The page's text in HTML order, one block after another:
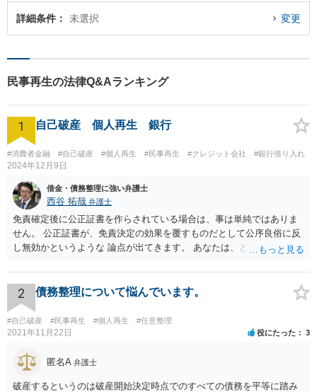
詳細条件 未選択 変更
民事再生の法律Q&Aランキング
1 自己破産 個人再生 銀行
#消費者金融 #自己破産 #個人再生 #民事再生 #クレジット会社 #銀行借り入れ
2024年12月9日
借金・債務整理に強い弁護士
西谷 拓哉 弁護士
免責確定後に公正証書を作らされている場合は、事は単純ではありま
せん。 公正証書が、免責決定の効果を覆すものだとして公序良俗に反
し無効かというような 論点が出てきます。 あなたは、どこかできちん
を設けてもらう必要が高いと思います。 ネットで広告を出しているよ
うな法律事務所だと、またまずい処理をする法律事務所に相談してし
まう恐れがあるので まずは、下記のURLを参考に、弁護士会が設置・
開催している、債務整理等の相談を受けて今回の一連の流れを踏まえ
て相談されることをお勧め致します。 https://www.horitsu-sodan.jp/so
2 債務整理について悩んでいます。
#自己破産 #民事再生 #個人再生 #任意整理
2021年11月22日 役にたった 3
匿名A 弁護士
破産するというのは破産開始決定時点でのすべての債務を平等に踏み